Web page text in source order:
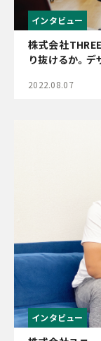
インタビュー
株式会社
り抜けるか。
2022.08.07
インタビュー